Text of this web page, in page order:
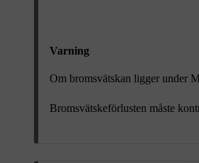
Varning
Om bromsvätskan ligger under
Bromsvätskeförlusten måste